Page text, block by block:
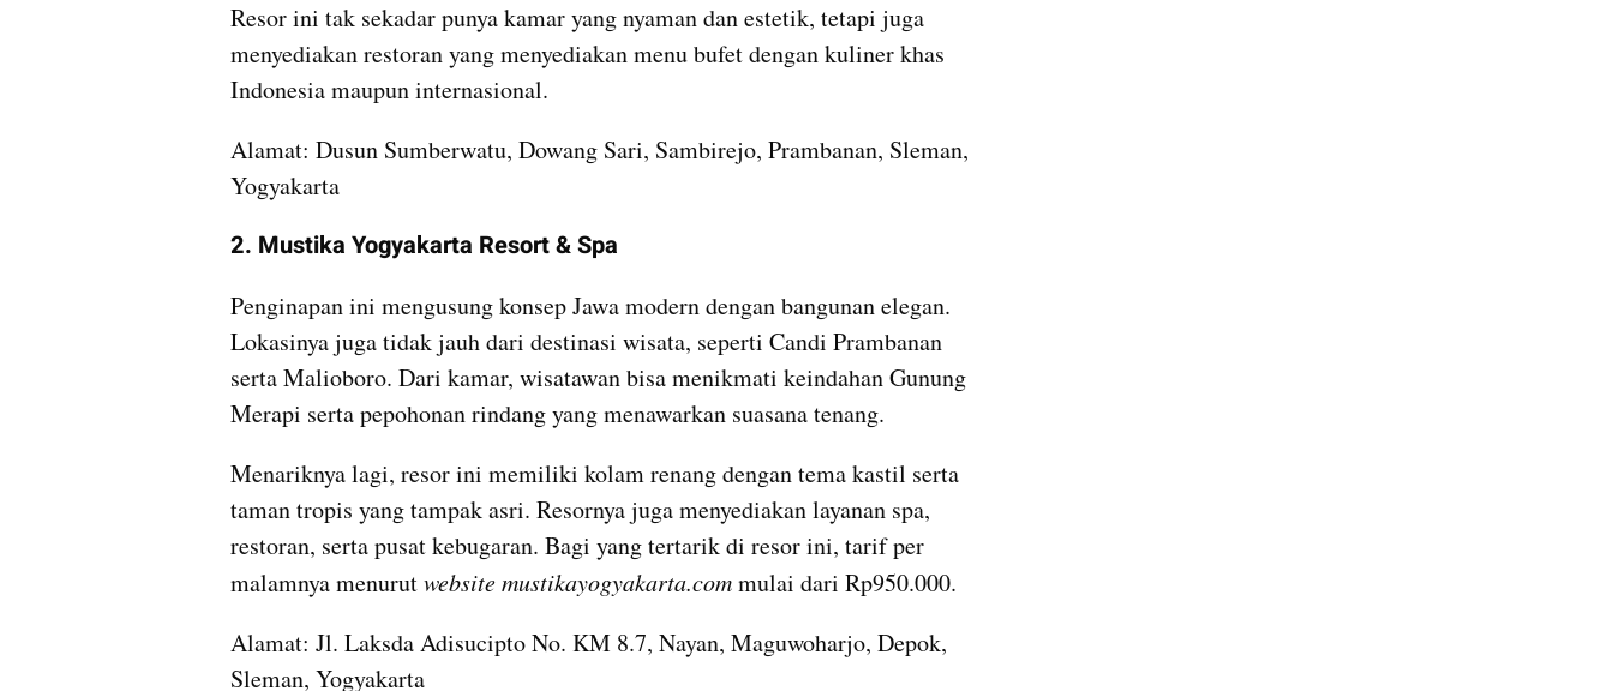
Resor ini tak sekadar punya kamar yang nyaman dan estetik, tetapi juga
menyediakan restoran yang menyediakan menu bufet dengan kuliner khas
Indonesia maupun internasional.
Alamat: Dusun Sumberwatu, Dowang Sari, Sambirejo, Prambanan, Sleman,
Yogyakarta
2. Mustika Yogyakarta Resort & Spa
Penginapan ini mengusung konsep Jawa modern dengan bangunan elegan.
Lokasinya juga tidak jauh dari destinasi wisata, seperti Candi Prambanan
serta Malioboro. Dari kamar, wisatawan bisa menikmati keindahan Gunung
Merapi serta pepohonan rindang yang menawarkan suasana tenang.
Menariknya lagi, resor ini memiliki kolam renang dengan tema kastil serta
taman tropis yang tampak asri. Resornya juga menyediakan layanan spa,
restoran, serta pusat kebugaran. Bagi yang tertarik di resor ini, tarif per
malamnya menurut website mustikayogyakarta.com mulai dari Rp950.000.
Alamat: Jl. Laksda Adisucipto No. KM 8.7, Nayan, Maguwoharjo, Depok,
Sleman, Yogyakarta